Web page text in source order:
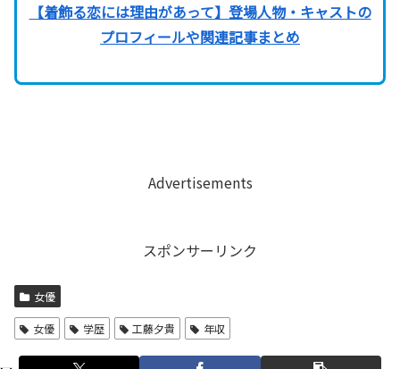
【着飾る恋には理由があって】登場人物・キャストの
プロフィールや関連記事まとめ
Advertisements
スポンサーリンク
女優
女優 学歴 工藤夕貴 年収